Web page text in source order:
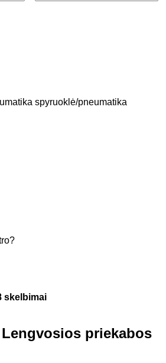
spyruoklė/pneumatika
skelbimai
Lengvosios priekabos